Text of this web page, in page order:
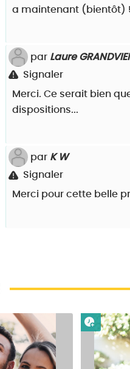
a maintenant (bientôt)
par Laure
Signaler
Merci. Ce serait bien
dispositions...
par K W
Signaler
Merci pour cette belle
Lire